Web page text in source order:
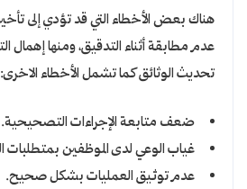
هناك بعض الأخطاء التي قد تؤدي إلى
عدم مطابقة أثناء التدقيق، ومنها إهمال
تحديث الوثائق كما تشمل الأخطاء الاخرى:
ضعف متابعة الإجراءات التصحيحية.
غياب الوعي لدى الموظفين بمتطلبات
عدم توثيق العمليات بشكل صحيح.